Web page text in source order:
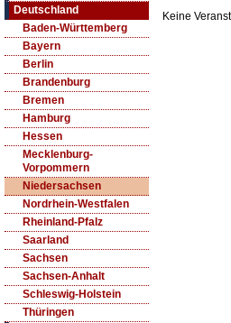
Deutschland
Baden-Württemberg
Bayern
Berlin
Brandenburg
Bremen
Hamburg
Hessen
Mecklenburg-
Vorpommern
Niedersachsen
Nordrhein-Westfalen
Rheinland-Pfalz
Saarland
Sachsen
Sachsen-Anhalt
Schleswig-Holstein
Thüringen
Keine